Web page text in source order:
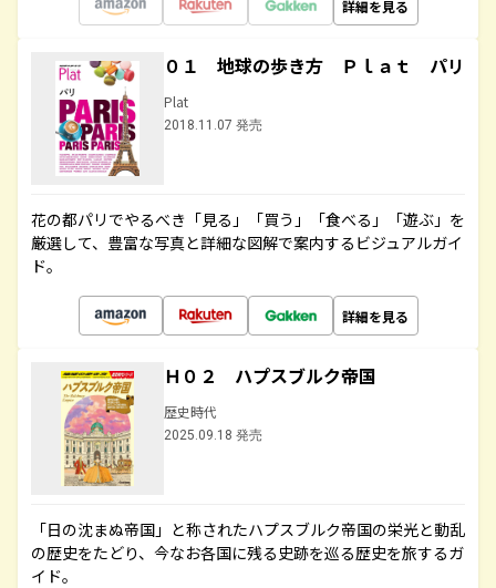
詳細を見る
０１ 地球の歩き方 Ｐｌａｔ パリ
Plat
2018.11.07 発売
花の都パリでやるべき「見る」「買う」「食べる」「遊ぶ」を
厳選して、豊富な写真と詳細な図解で案内するビジュアルガイ
ド。
詳細を見る
Ｈ０２ ハプスブルク帝国
歴史時代
2025.09.18 発売
「日の沈まぬ帝国」と称されたハプスブルク帝国の栄光と動乱
の歴史をたどり、今なお各国に残る史跡を巡る歴史を旅するガ
イド。